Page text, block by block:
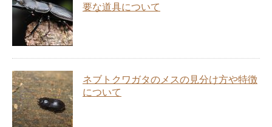
要な道具について
ネブトクワガタのメスの見分け方や特徴
について